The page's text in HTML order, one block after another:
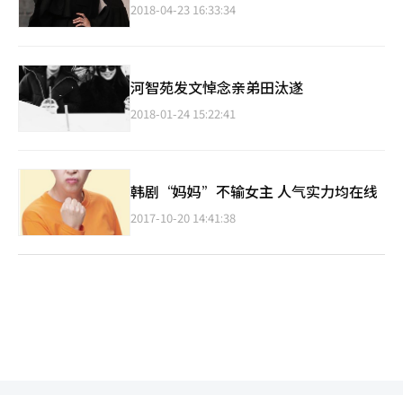
2018-04-23 16:33:34
河智苑发文悼念亲弟田汰遂
2018-01-24 15:22:41
韩剧“妈妈”不输女主 人气实力均在线
2017-10-20 14:41:38